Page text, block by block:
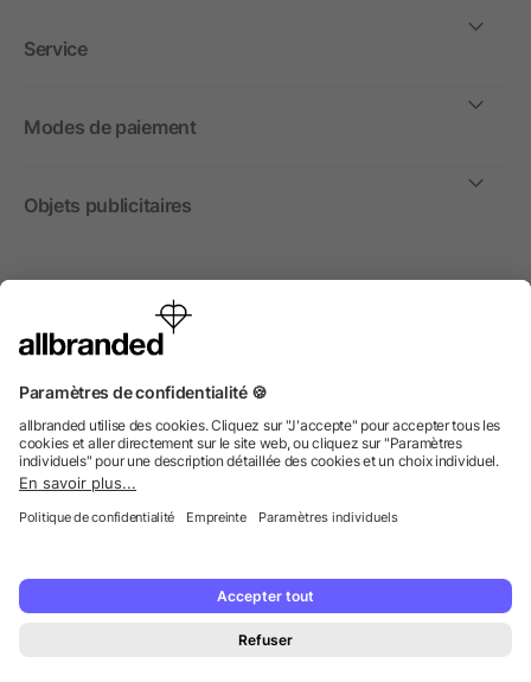
Service
Modes de paiement
Objets publicitaires
International
Nous commercialisons nos objets publicitaires et articles
non aux personnes privées.